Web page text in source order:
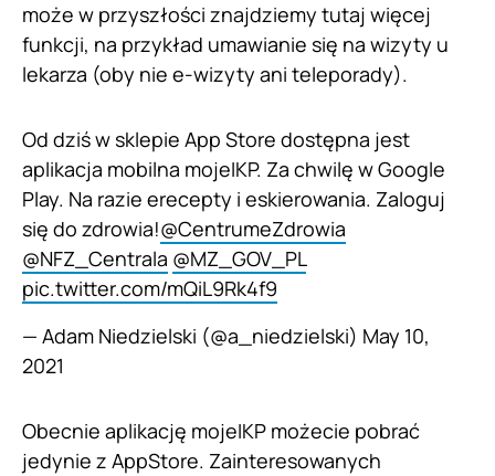
może w przyszłości znajdziemy tutaj więcej
funkcji, na przykład umawianie się na wizyty u
lekarza (oby nie e-wizyty ani teleporady).
Od dziś w sklepie App Store dostępna jest
aplikacja mobilna mojeIKP. Za chwilę w Google
Play. Na razie erecepty i eskierowania. Zaloguj
się do zdrowia!@CentrumeZdrowia
@NFZ_Centrala @MZ_GOV_PL
pic.twitter.com/mQiL9Rk4f9
— Adam Niedzielski (@a_niedzielski) May 10,
2021
Obecnie aplikację mojeIKP możecie pobrać
jedynie z AppStore. Zainteresowanych